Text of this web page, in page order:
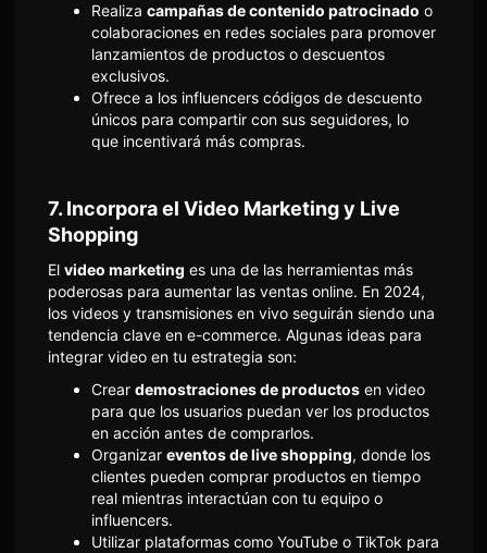
Realiza campañas de contenido patrocinado o
colaboraciones en redes sociales para promover
lanzamientos de productos o descuentos
exclusivos.
Ofrece a los influencers códigos de descuento
únicos para compartir con sus seguidores, lo
que incentivará más compras.
7. Incorpora el Video Marketing y Live
Shopping
El video marketing es una de las herramientas más
poderosas para aumentar las ventas online. En 2024,
los videos y transmisiones en vivo seguirán siendo una
tendencia clave en e-commerce. Algunas ideas para
integrar video en tu estrategia son:
Crear demostraciones de productosen video
para que los usuarios puedan ver los productos
en acción antes de comprarlos.
Organizar eventos de live shopping, donde los
clientes pueden comprar productos en tiempo
real mientras interactúan con tu equipo o
influencers.
Utilizar plataformas como YouTube o TikTok para